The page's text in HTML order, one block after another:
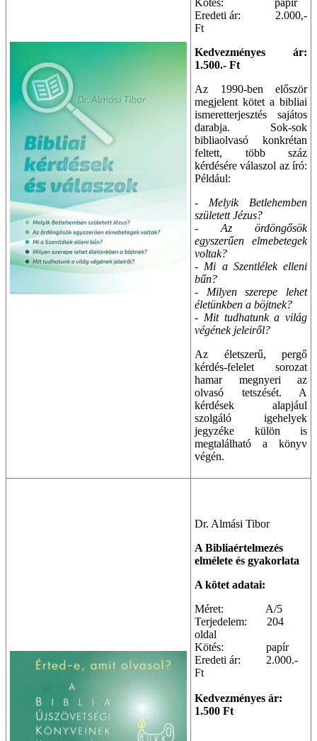
Kötés: papír
Eredeti ár: 2.000,-
Ft
Kedvezményes ár:
1.500.- Ft
Az 1990-ben először
megjelent kötet a bibliai
ismeretterjesztés sajátos
darabja. Sok-sok
bibliaolvasó konkrétan
feltett, több száz
kérdésére válaszol az író:
Például:
- Melyik Betlehemben
született Jézus?
- Az ördöngősök
egyszerűen elmebetegek
voltak?
- Mi a Szentlélek elleni
bűn?
- Milyen szerepe lehet
életünkben a böjtnek?
- Mit tudhatunk a világ
végének jeleiről?
Az életszerű, pergő
kérdés-felelet sorozat
hamar megnyeri az
olvasó tetszését. A
kérdések alapjául
szolgáló igehelyek
jegyzéke külön is
megtalálható a könyv
végén.
Dr. Almási Tibor
A Bibliaértelmezés
elmélete és gyakorlata
A kötet adatai:
Méret: A/5
Terjedelem: 204
oldal
Kötés: papír
Eredeti ár: 2.000.-
Ft
Kedvezményes ár:
1.500 Ft